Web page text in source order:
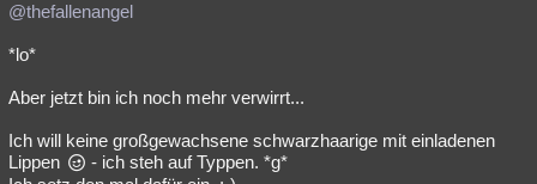
@thefallenangel
*lo*
Aber jetzt bin ich noch mehr verwirrt...
Ich will keine großgewachsene schwarzhaarige mit einladenen
Lippen
- ich steh auf Typpen. *g*